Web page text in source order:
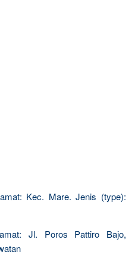
Kec. Mare. Jenis (type):
Jl. Poros Pattiro Bajo,